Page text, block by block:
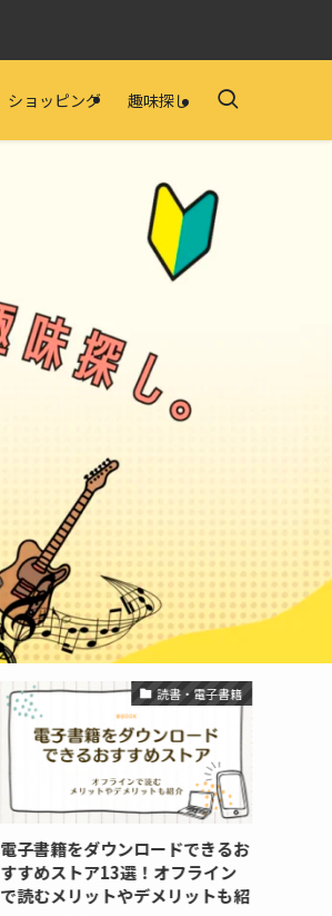
ショッピング 趣味探し
読書・電子書籍
電子書籍をダウンロードできるお
すすめストア13選！オフライン
で読むメリットやデメリットも紹